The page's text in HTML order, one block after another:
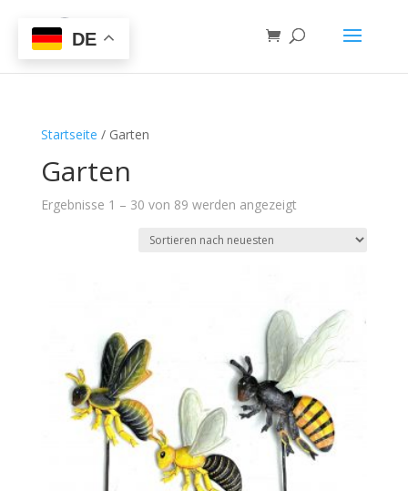
Startseite / Garten
Garten
Ergebnisse 1 – 30 von 89 werden angezeigt
DE